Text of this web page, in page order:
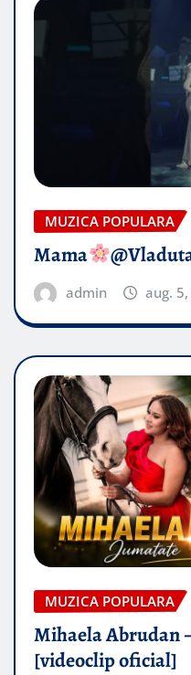
MUZICA POPULARA
Mama
admin aug.
MUZICA POPULARA
Mihaela Abrudan
[videoclip oficial]